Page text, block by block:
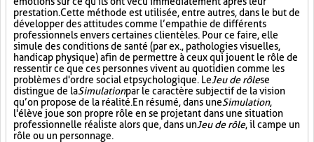
prestation. Cette méthode est utilisée, entre autres, dans le but de
développer des attitudes comme l’empathie de différents
professionnels envers certaines clientèles. Pour ce faire, elle
simule des conditions de santé (par ex., pathologies visuelles,
handicap physique) afin de permettre à ceux qui jouent le rôle de
ressentir ce que ces personnes vivent au quotidien comme les
problèmes d'ordre social et psychologique. LeJeu de rôlese
distingue de laSimulationpar le caractère subjectif de la vision
qu’on propose de la réalité. En résumé, dans uneSimulation,
l'élève joue son propre rôle en se projetant dans une situation
professionnelle réaliste alors que, dans unJeu de rôle, il campe un
rôle ou un personnage.